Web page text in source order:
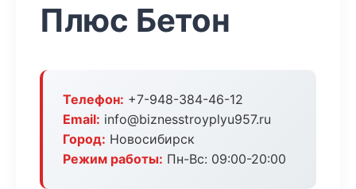
Плюс Бетон
Телефон: +7-948-384-46-12
Email: info@biznesstroyplyu957.ru
Город: Новосибирск
Режим работы: Пн-Вс: 09:00-20:00